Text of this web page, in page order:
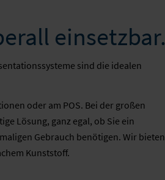
einsetzbar.
sind die idealen
oder am POS. Bei der großen
Lösung, ganz egal, ob Sie ein
Gebrauch benötigen. Wir bieten
Kunststoff.